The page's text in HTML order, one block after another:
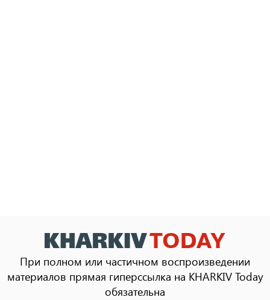
При полном или частичном воспроизведении
материалов прямая гиперссылка на KHARKIV Today
обязательна